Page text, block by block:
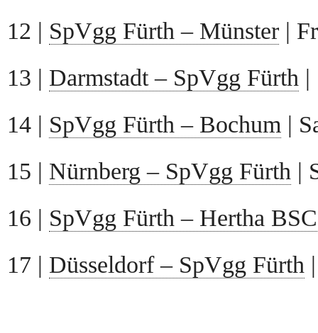
12 | SpVgg Fürth – Münster |
13 | Darmstadt – SpVgg Fürth |
14 | SpVgg Fürth – Bochum |
15 | Nürnberg – SpVgg Fürth |
16 | SpVgg Fürth – Hertha BSC
17 | Düsseldorf – SpVgg Fürth